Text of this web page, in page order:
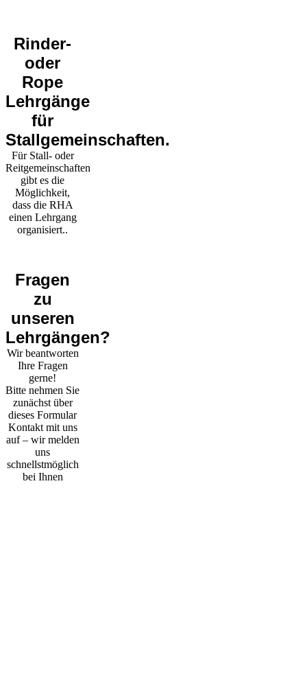
Rinder-
oder
Rope
Lehrgänge
für
Stallgemeinschaften.
Für Stall- oder
Reitgemeinschaften
gibt es die
Möglichkeit,
dass die RHA
einen Lehrgang
organisiert..
Fragen
zu
unseren
Lehrgängen?
Wir beantworten
Ihre Fragen
gerne!
Bitte nehmen Sie
zunächst über
dieses Formular
Kontakt mit uns
auf – wir melden
uns
schnellstmöglich
bei Ihnen